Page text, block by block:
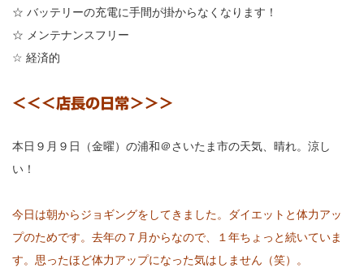
☆ バッテリーの充電に手間が掛からなくなります！
☆ メンテナンスフリー
☆ 経済的
＜＜＜店長の日常＞＞＞
本日９月９日（金曜）の浦和＠さいたま市の天気、晴れ。涼し
い！
今日は朝からジョギングをしてきました。ダイエットと体力アッ
プのためです。去年の７月からなので、１年ちょっと続いていま
す。思ったほど体力アップになった気はしません（笑）。